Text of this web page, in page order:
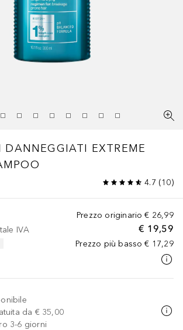
DANNEGGIATI EXTREME
4.7 (10)
Prezzo originario € 26,99
€ 19,59
Prezzo più basso € 17,29
IVA
da € 35,00
3-6 giorni